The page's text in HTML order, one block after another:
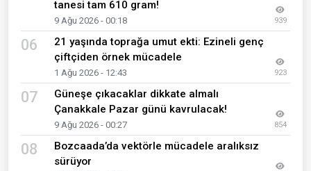
tanesi tam 610 gram!
9 Ağu 2026 - 00:18 939
06
21 yaşında toprağa umut ekti: Ezineli genç
çiftçiden örnek mücadele
1 Ağu 2026 - 12:43 923
07
Güneşe çıkacaklar dikkate almalı
Çanakkale Pazar günü kavrulacak!
9 Ağu 2026 - 00:27 854
08
Bozcaada’da vektörle mücadele aralıksız
sürüyor